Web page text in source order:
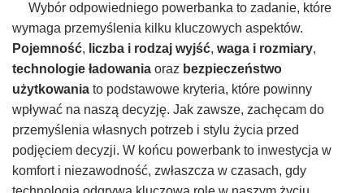
Wybór odpowiedniego powerbanka to zadanie, które
wymaga przemyślenia kilku kluczowych aspektów.
Pojemność, liczba i rodzaj wyjść, waga i rozmiary,
technologie ładowania oraz bezpieczeństwo
użytkowania to podstawowe kryteria, które powinny
wpływać na naszą decyzję. Jak zawsze, zachęcam do
przemyślenia własnych potrzeb i stylu życia przed
podjęciem decyzji. W końcu powerbank to inwestycja w
komfort i niezawodność, zwłaszcza w czasach, gdy